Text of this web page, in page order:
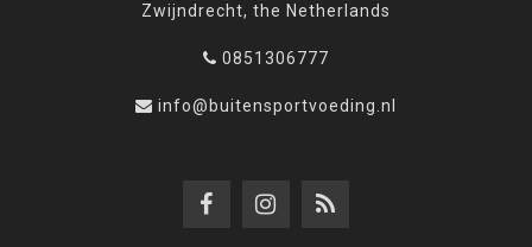
Zwijndrecht, the Netherlands
0851306777
info@buitensportvoeding.nl